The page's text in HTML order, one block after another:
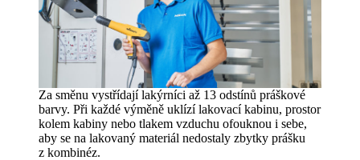
Za směnu vystřídají lakýrníci až 13 odstínů práškové
barvy. Při každé výměně uklízí lakovací kabinu, prostor
kolem kabiny nebo tlakem vzduchu ofouknou i sebe,
aby se na lakovaný materiál nedostaly zbytky prášku
z kombinéz.